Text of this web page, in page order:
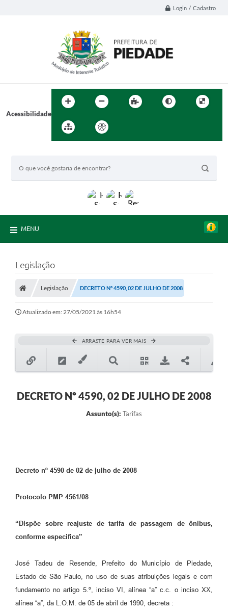
Login / Cadastro
Acessibilidade
MENU
Legislação
Legislação DECRETO Nº 4590, 02 DE JULHO DE 2008
Atualizado em: 27/05/2021 às 16h54
ARRASTE PARA VER MAIS
DECRETO Nº 4590, 02 DE JULHO DE 2008
Assunto(s): Tarifas
Decreto nº 4590 de 02 de julho de 2008
Protocolo PMP 4561/08
“Dispõe sobre reajuste de tarifa de passagem de ônibus,
conforme especifica”
José Tadeu de Resende, Prefeito do Município de Piedade,
Estado de São Paulo, no uso de suas atribuições legais e com
fundamento no artigo 5.º, inciso VI, alínea “a” c.c. o inciso XX,
alínea “a”, da L.O.M. de 05 de abril de 1990, decreta :